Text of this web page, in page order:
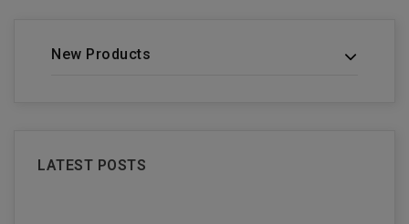
New Products
LATEST POSTS